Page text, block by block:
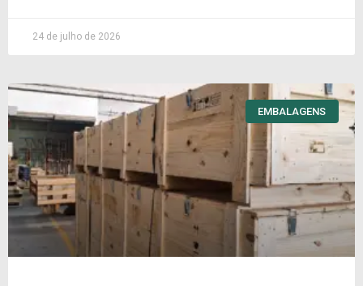
24 de julho de 2026
EMBALAGENS